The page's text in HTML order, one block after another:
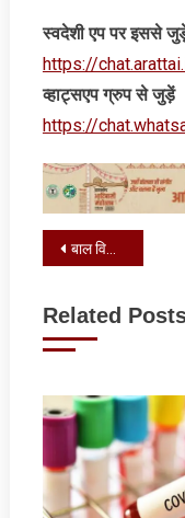
स्‍वदेशी एप पर इससे
https://
व्‍हाट्सएप ग्रुप से जुड़ें
https://
Post
बाल विवाह मुक्त झारखंड अभियान पर प्रशिक्षण-सह-कार्यशाला आयोजित
Related